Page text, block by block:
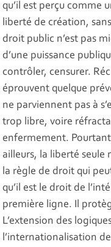
qu’il est perçu comme
liberté de création,
droit public n’est pas
d’une puissance
contrôler, censurer.
éprouvent quelque
ne parviennent pas à
trop libre, voire
enfermement.
ailleurs, la liberté seule
la règle de droit qui
qu’il est le droit de
première ligne. Il
L’extension des
l’internationalisation